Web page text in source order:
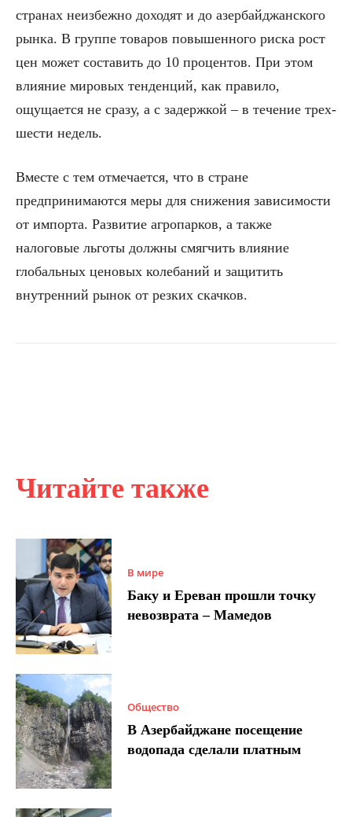
Читайте также
В мире
Баку и Ереван прошли точку
невозврата – Мамедов
Общество
В Азербайджане посещение
водопада сделали платным
странах неизбежно доходят и до азербайджанского
рынка. В группе товаров повышенного риска рост
цен может составить до 10 процентов. При этом
влияние мировых тенденций, как правило,
ощущается не сразу, а с задержкой – в течение трех-
шести недель.
Вместе с тем отмечается, что в стране
предпринимаются меры для снижения зависимости
от импорта. Развитие агропарков, а также
налоговые льготы должны смягчить влияние
глобальных ценовых колебаний и защитить
внутренний рынок от резких скачков.